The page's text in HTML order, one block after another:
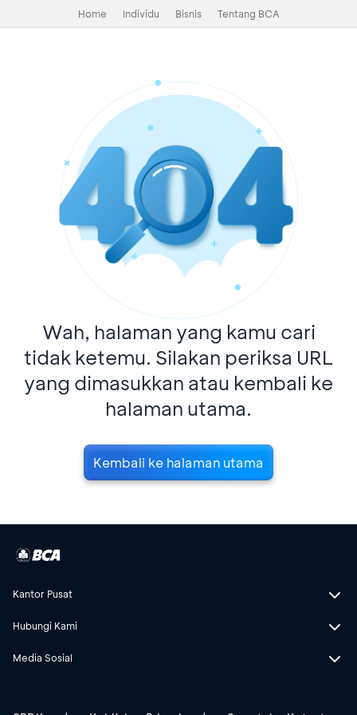
Home Individu Bisnis Tentang BCA
Wah, halaman yang kamu cari
tidak ketemu. Silakan periksa URL
yang dimasukkan atau kembali ke
halaman utama.
Kembali ke halaman utama
Kantor Pusat
Hubungi Kami
Media Sosial